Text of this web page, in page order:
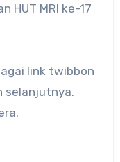
HUT MRI ke-17
link twibbon
selanjutnya.